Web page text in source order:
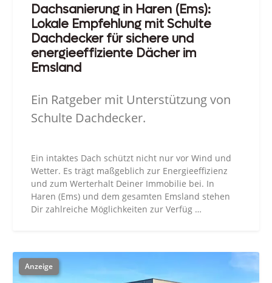
Dachsanierung in Haren (Ems):
Lokale Empfehlung mit Schulte
Dachdecker für sichere und
energieeffiziente Dächer im
Emsland
Ein Ratgeber mit Unterstützung von
Schulte Dachdecker.
Ein intaktes Dach schützt nicht nur vor Wind und
Wetter. Es trägt maßgeblich zur Energieeffizienz
und zum Werterhalt Deiner Immobilie bei. In
Haren (Ems) und dem gesamten Emsland stehen
Dir zahlreiche Möglichkeiten zur Verfüg …